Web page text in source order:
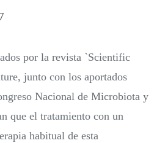
por la revista `Scientific
junto con los aportados
Nacional de Microbiota y
que el tratamiento con un
habitual de esta